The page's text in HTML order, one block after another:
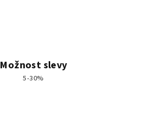
Možnost slevy
5-30%